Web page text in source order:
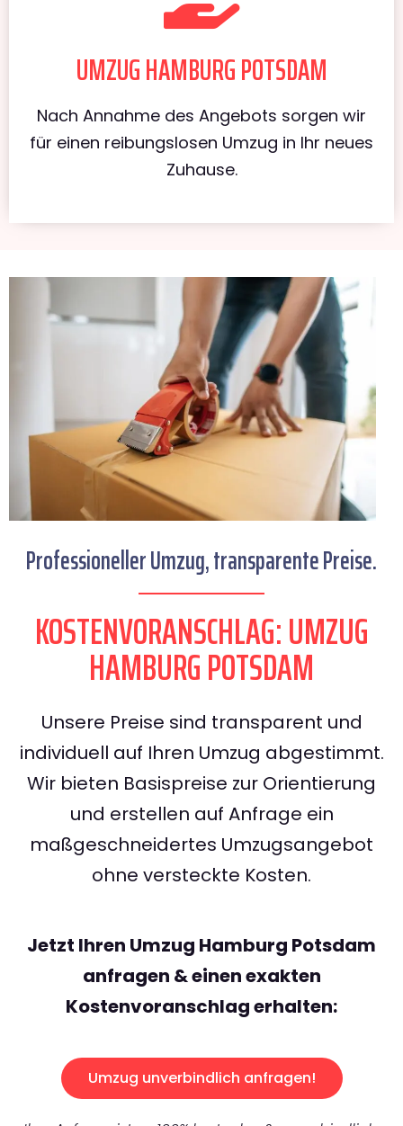
UMZUG HAMBURG POTSDAM
Nach Annahme des Angebots sorgen wir
für einen reibungslosen Umzug in Ihr neues
Zuhause.
Professioneller Umzug, transparente Preise.
KOSTENVORANSCHLAG: UMZUG
HAMBURG POTSDAM
Unsere Preise sind transparent und
individuell auf Ihren Umzug abgestimmt.
Wir bieten Basispreise zur Orientierung
und erstellen auf Anfrage ein
maßgeschneidertes Umzugsangebot
ohne versteckte Kosten.
Jetzt Ihren Umzug Hamburg Potsdam
anfragen & einen exakten
Kostenvoranschlag erhalten:
Umzug unverbindlich anfragen!